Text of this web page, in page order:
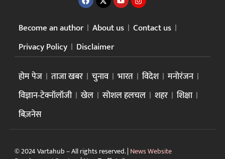
Become an author About us
Contact us
Privacy Policy
Disclaimer
होम पेज ताजा खबर चुनाव भारत विदेश
मनोरंजन
विज्ञान-टेक्नॉलॉजी
खेल सोशल हलचल शहर
शिक्षा
बिज़नेस
© 2024 Vartahub – All rights reserved. | News Website